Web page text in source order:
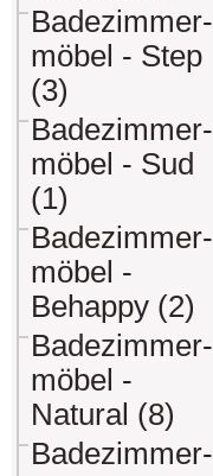
Badezimmer-
möbel - Step
(3)
Badezimmer-
möbel - Sud
(1)
Badezimmer-
möbel -
Behappy (2)
Badezimmer-
möbel -
Natural (8)
Badezimmer-